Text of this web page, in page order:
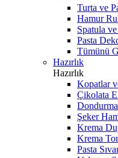
Turta ve
Hamur
Spatula
Pasta
Tümünü
Hazırlık
Hazırlık
Kopatlar
Çikolata
Şeker
Krema
Krema
Pasta